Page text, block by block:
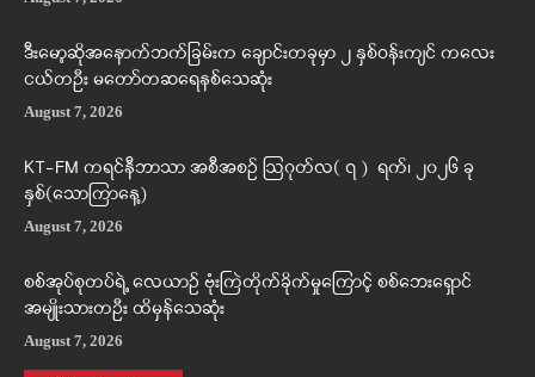
ဒီးမော့ဆိုအနောက်ဘက်ခြမ်းက ချောင်းတခုမှာ ၂ နှစ်ဝန်းကျင် ကလေး
ငယ်တဦး မတော်တဆရေနစ်သေဆုံး
August 7, 2026
KT-FM ကရင်နီဘာသာ အစီအစဉ် ဩဂုတ်လ( ၇ ) ရက်၊ ၂၀၂၆ ခု
နှစ်(သောကြာနေ့)
August 7, 2026
စစ်အုပ်စုတပ်ရဲ့ လေယာဉ် ဗုံးကြဲတိုက်ခိုက်မှုကြောင့် စစ်ဘေးရှောင်
အမျိုးသားတဦး ထိမှန်သေဆုံး
August 7, 2026